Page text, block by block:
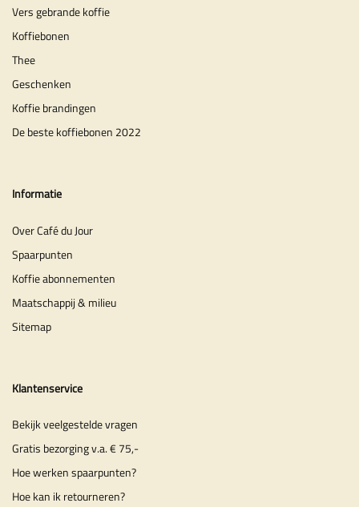
Vers gebrande koffie
Koffiebonen
Thee
Geschenken
Koffie brandingen
De beste koffiebonen 2022
Informatie
Over Café du Jour
Spaarpunten
Koffie abonnementen
Maatschappij & milieu
Sitemap
Klantenservice
Bekijk veelgestelde vragen
Gratis bezorging v.a. € 75,-
Hoe werken spaarpunten?
Hoe kan ik retourneren?